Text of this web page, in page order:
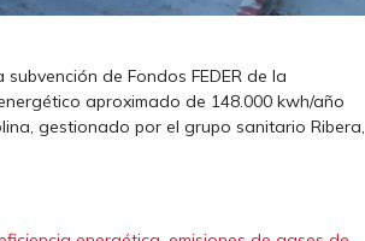
de Fondos FEDER de la
aproximado de 148.000 kwh/año
gestionado por el grupo sanitario Ribera,